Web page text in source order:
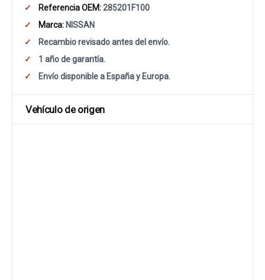
Referencia OEM:285201F100
Marca: NISSAN
Recambio revisado antes del envío.
1 año de garantía.
Envío disponible a España y Europa.
Vehículo de origen